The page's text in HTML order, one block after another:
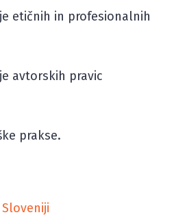
etičnih in profesionalnih
avtorskih pravic
prakse.